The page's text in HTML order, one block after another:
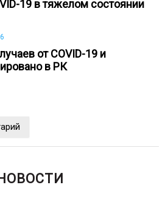
19 в тяжелом состоянии
от COVID-19 и
в РК